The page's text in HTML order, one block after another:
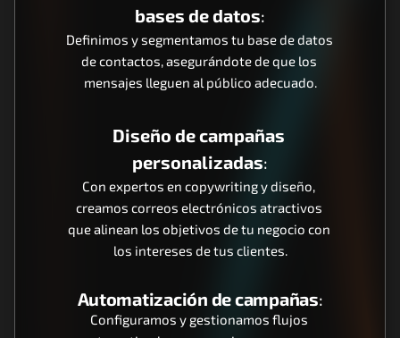
bases de datos:
Definimos y segmentamos tu base de datos
de contactos, asegurándote de que los
mensajes lleguen al público adecuado.
Diseño de campañas
personalizadas:
Con expertos en copywriting y diseño,
creamos correos electrónicos atractivos
que alinean los objetivos de tu negocio con
los intereses de tus clientes.
Automatización de campañas:
Configuramos y gestionamos flujos